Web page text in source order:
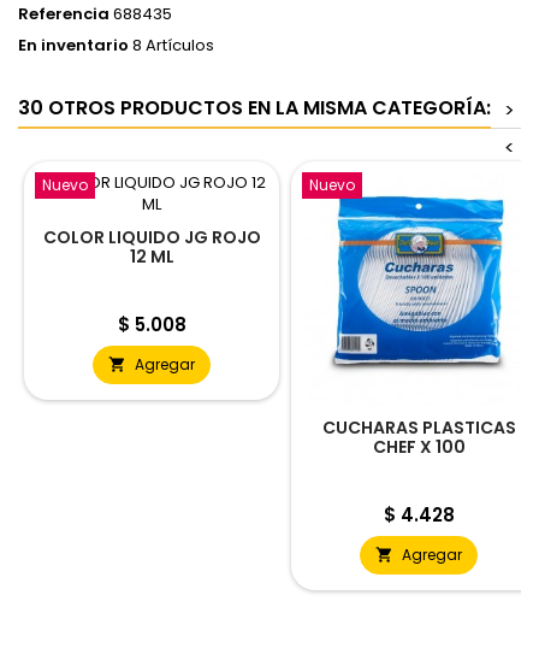
Referencia 688435
En inventario 8 Artículos
30 OTROS PRODUCTOS EN LA MISMA CATEGORÍA: >
<
Nuevo
COLOR LIQUIDO JG ROJO
12 ML
Precio
$ 5.008
 Agregar
Nuevo
CUCHARAS PLASTICAS
CHEF X 100
Precio
$ 4.428
 Agregar